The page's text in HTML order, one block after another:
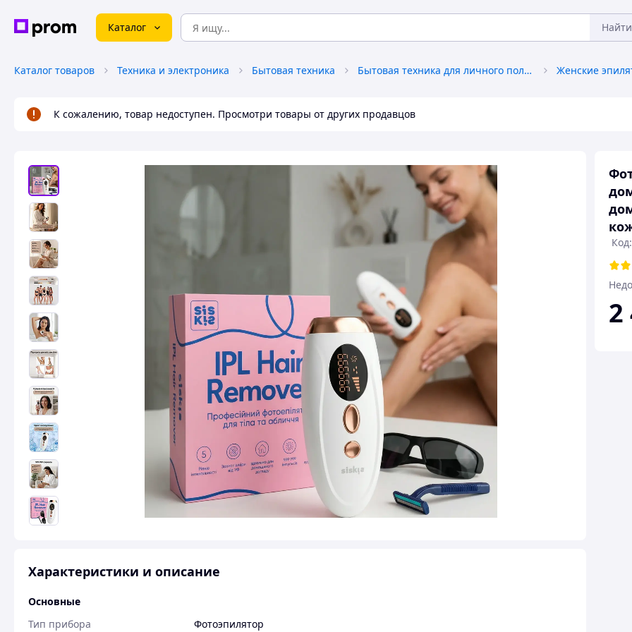
Каталог Найти
Каталог товаров Техника и электроника Бытовая техника Бытовая техника для личного пользования
К сожалению, товар недоступен. Просмотри товары от других продавцов
2
Характеристики и описание
Основные
Тип прибора
Фотоэпилятор